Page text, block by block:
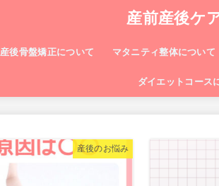
産前産後ケ
産後骨盤矯正について マタニティ整体について
ダイエットコース
産後のお悩み